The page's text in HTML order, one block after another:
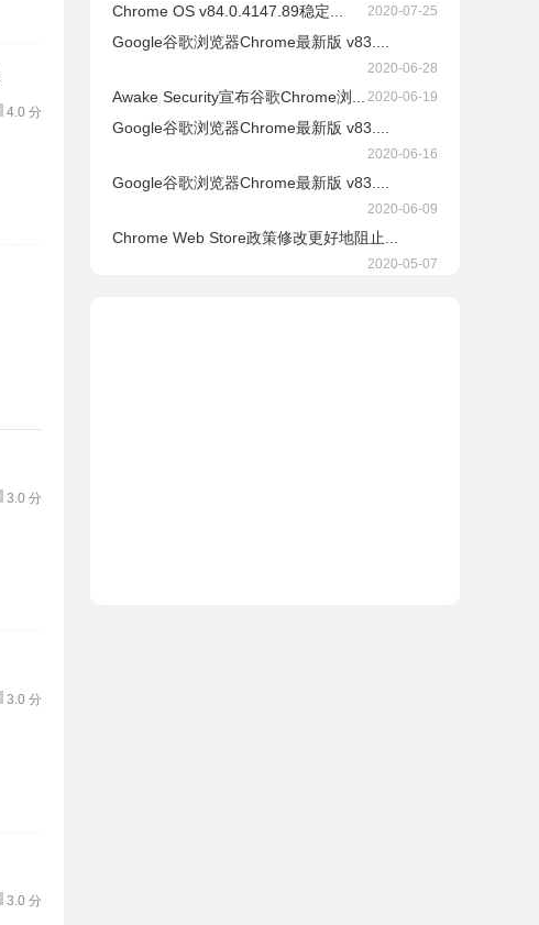
4.0 分
3.0 分
3.0 分
3.0 分
Chrome OS v84.0.4147.89稳定... 2020-07-25
Google谷歌浏览器Chrome最新版 v83....
2020-06-28
Awake Security宣布谷歌Chrome浏... 2020-06-19
Google谷歌浏览器Chrome最新版 v83....
2020-06-16
Google谷歌浏览器Chrome最新版 v83....
2020-06-09
Chrome Web Store政策修改更好地阻止...
2020-05-07